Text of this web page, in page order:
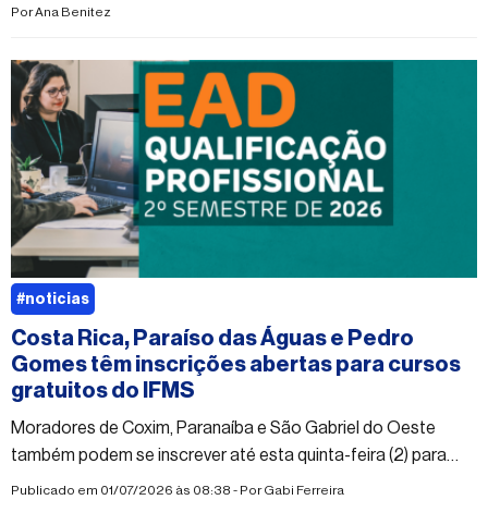
PorAna Benitez
Costa Rica, Paraíso das Águas e Pedro
Gomes têm inscrições abertas para cursos
gratuitos do IFMS
Moradores de Coxim, Paranaíba e São Gabriel do Oeste
também podem se inscrever até esta quinta-feira (2) para
capacitações a distância
Publicado em 01/07/2026 às 08:38 - PorGabi Ferreira
#noticias